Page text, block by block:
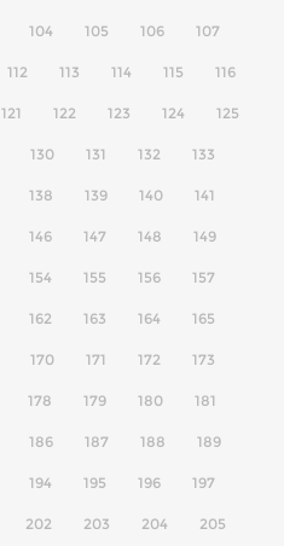
104 105 106 107
112 113 114 115 116
121 122 123 124 125
130 131 132 133
138 139 140 141
146 147 148 149
154 155 156 157
162 163 164 165
170 171 172 173
178 179 180 181
186 187 188 189
194 195 196 197
202 203 204 205